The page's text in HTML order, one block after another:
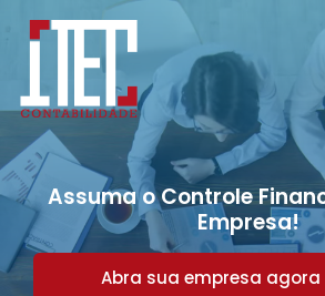
Assuma o Controle
Empresa!
Abra sua empresa